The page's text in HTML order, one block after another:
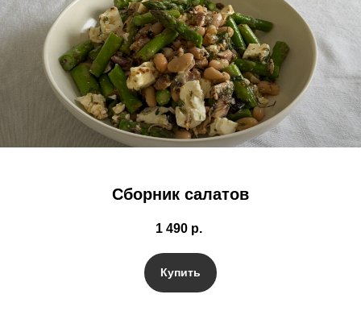
Сборник салатов
1 490 р.
Купить